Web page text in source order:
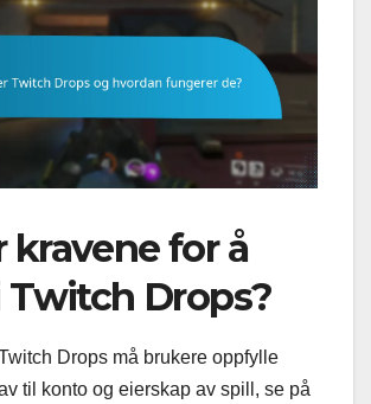
kravene for å
Twitch Drops?
Drops må brukere oppfylle
til konto og eierskap av spill, se på